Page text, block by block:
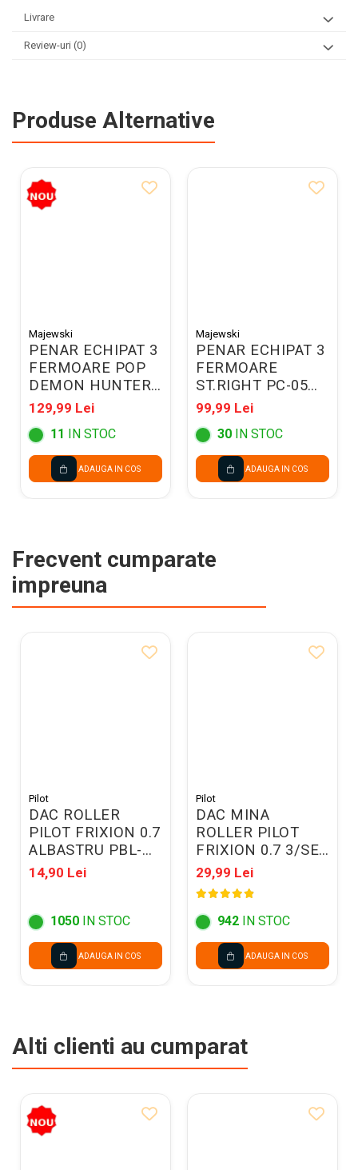
Livrare
Review-uri (0)
Produse Alternative
Majewski
PENAR ECHIPAT 3
FERMOARE POP
DEMON HUNTERS
VIOLET 304835
129,99 Lei
11 IN STOC
ADAUGA IN COS
Majewski
PENAR ECHIPAT 3
FERMOARE
ST.RIGHT PC-05
COSMIC SOCCER
301322
99,99 Lei
30 IN STOC
ADAUGA IN COS
Frecvent cumparate
impreuna
Pilot
DAC ROLLER
PILOT FRIXION 0.7
ALBASTRU PBL-
FR7L12/074FRIXAA
14,90 Lei
1050 IN STOC
ADAUGA IN COS
Pilot
DAC MINA
ROLLER PILOT
FRIXION 0.7 3/SET
ALBASTRU BLS-
FR7L-S3
M/074NRFXAA
29,99 Lei
942 IN STOC
ADAUGA IN COS
Alti clienti au cumparat